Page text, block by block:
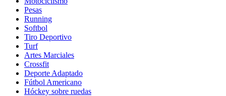
Pesas
Running
Softbol
Tiro Deportivo
Turf
Artes Marciales
Crossfit
Deporte Adaptado
Fútbol Americano
Hóckey sobre ruedas